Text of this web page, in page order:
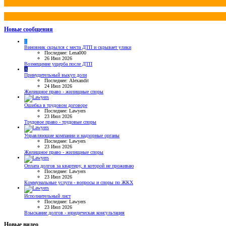
Новые сообщения
L
Виновник скрылся с места ДТП и скрывает улики
Последнее: Lena000
26 Июл 2026
Возмещение ущерба после ДТП
A
Принудительный выкуп доли
Последнее: Alexandit
24 Июл 2026
Жилищное право - жилищные споры
Ошибка в трудовом договоре
Последнее: Lawyers
23 Июл 2026
Трудовое право - трудовые споры
Управляющие компании и надзорные органы
Последнее: Lawyers
23 Июл 2026
Жилищное право - жилищные споры
Оплата долгов за квартиру, в которой не проживаю
Последнее: Lawyers
23 Июл 2026
Коммунальные услуги - вопросы и споры по ЖКХ
Исполнительный лист
Последнее: Lawyers
23 Июл 2026
Взыскание долгов - юридическая консультация
Новые видео